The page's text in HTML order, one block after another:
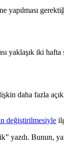
yapılması
yaklaşık iki
daha fazla
değiştirilmesiyle
yazdı. Bunun,